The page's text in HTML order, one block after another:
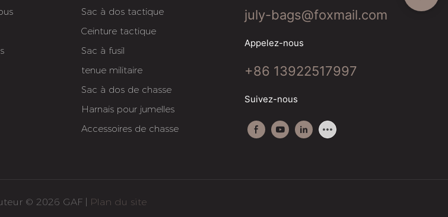
Sac à dos tactique
Ceinture tactique
Sac à fusil
tenue militaire
Sac à dos de chasse
Harnais pour jumelles
Accessoires de chasse
july-bags@foxmail.com
Appelez-nous
+86 13922517997
Suivez-nous
© 2026 GAF | Plan du site